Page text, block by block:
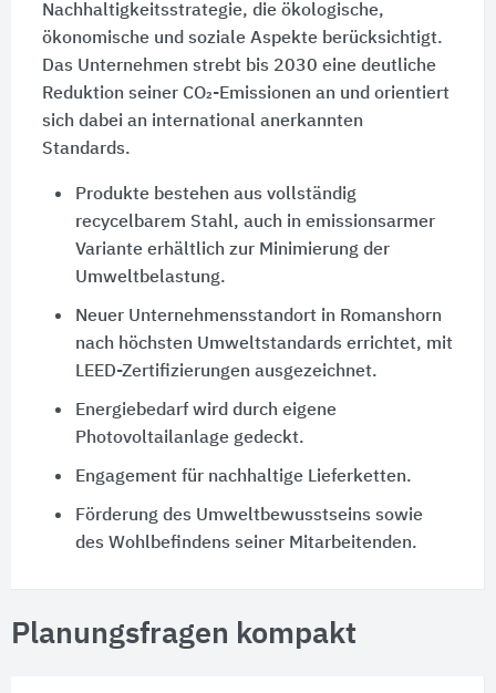
Nachhaltigkeitsstrategie, die ökologische,
ökonomische und soziale Aspekte berücksichtigt.
Das Unternehmen strebt bis 2030 eine deutliche
Reduktion seiner CO₂-Emissionen an und orientiert
sich dabei an international anerkannten
Standards.
Produkte bestehen aus vollständig
recycelbarem Stahl, auch in emissionsarmer
Variante erhältlich zur Minimierung der
Umweltbelastung.
Neuer Unternehmensstandort in Romanshorn
nach höchsten Umweltstandards errichtet, mit
LEED-Zertifizierungen ausgezeichnet.
Energiebedarf wird durch eigene
Photovoltailanlage gedeckt.
Engagement für nachhaltige Lieferketten.
Förderung des Umweltbewusstseins sowie
des Wohlbefindens seiner Mitarbeitenden.
Planungsfragen kompakt